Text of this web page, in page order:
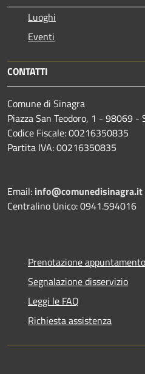
Luoghi
Eventi
CONTATTI
Comune di Sinagra
Piazza San Teodoro, 1 - 98069 -
Codice Fiscale: 00216350835
Partita IVA: 00216350835
Email: info@comunedisinagra.it
Centralino Unico: 0941.594016
Prenotazione appuntamento
Segnalazione disservizio
Leggi le FAQ
Richiesta assistenza